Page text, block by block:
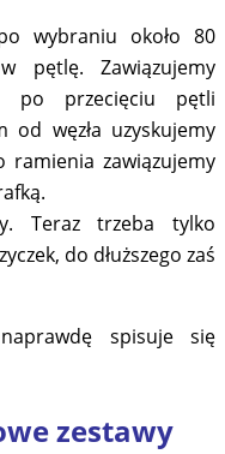
wybraniu około 80
pętlę. Zawiązujemy
po przecięciu pętli
od węzła uzyskujemy
ramienia zawiązujemy
Teraz trzeba tylko
do dłuższego zaś
spisuje się
zestawy